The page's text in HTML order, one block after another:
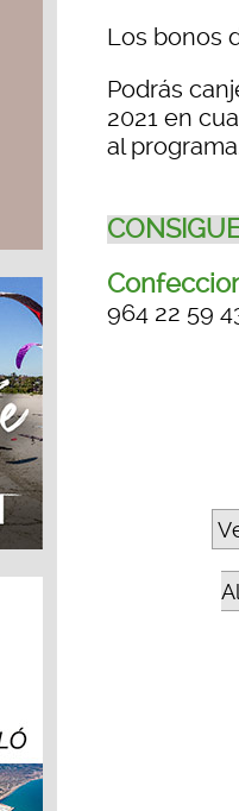
Los bonos
Podrás
2021 en
al
964 22 59